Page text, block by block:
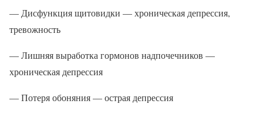
— Дисфункция щитовидки — хроническая депрессия,
тревожность
— Лишняя выработка гормонов надпочечников —
хроническая депрессия
— Потеря обоняния — острая депрессия